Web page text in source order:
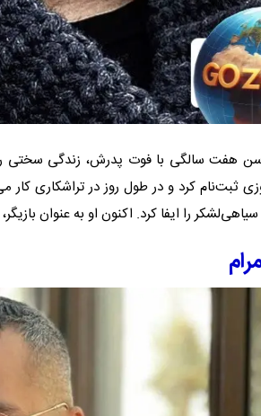
سن هفت سالگی با فوت پدرش، زندگی سختی را
ثبت‌نام کرد و در طول روز در تراشکاری
را ایفا کرد. اکنون او به عنوان